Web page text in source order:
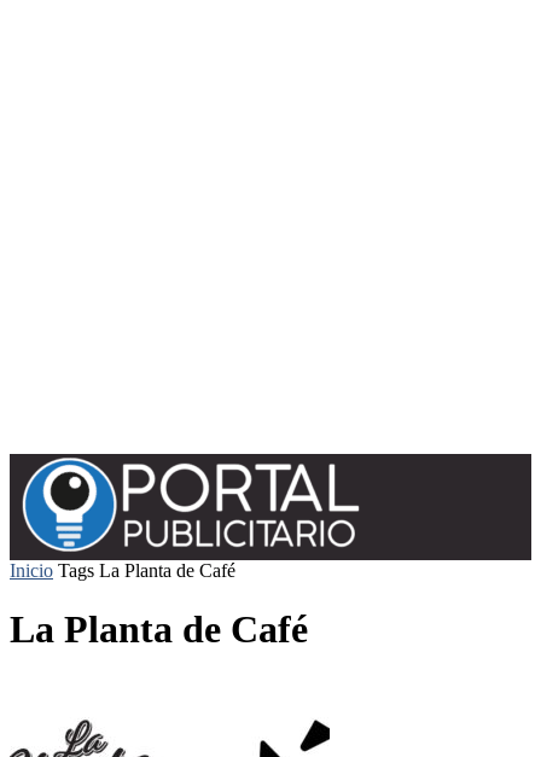
Inicio Tags La Planta de Café
La Planta de Café